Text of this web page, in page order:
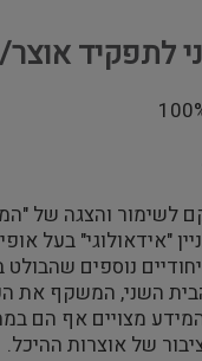
לתפקיד
לשימור והצגה של
"אידאולוגי" בעל
נוספים
את העיר בשנת 66 לספירה. דגם בית
מצויים אף הם
של אוצרות ההיכל.